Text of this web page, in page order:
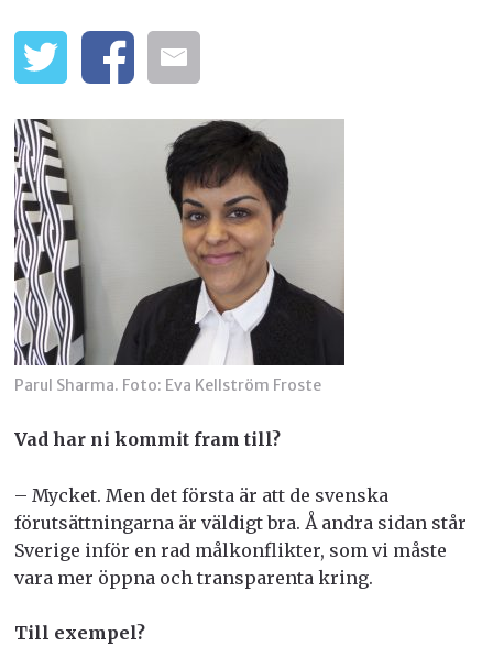
Parul Sharma. Foto: Eva Kellström Froste
Vad har ni kommit fram till?
– Mycket. Men det första är att de svenska
förutsättningarna är väldigt bra. Å andra sidan står
Sverige inför en rad målkonflikter, som vi måste
vara mer öppna och transparenta kring.
Till exempel?